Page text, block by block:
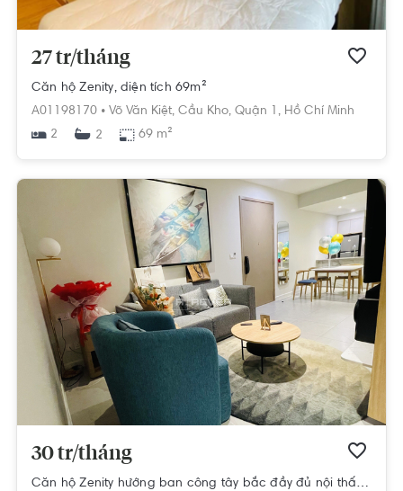
27 tr/tháng
Căn hộ Zenity, diện tích 69m²
A01198170 • Võ Văn Kiệt, Cầu Kho, Quận 1, Hồ Chí Minh
2
2 69 m²
30 tr/tháng
Căn hộ Zenity hướng ban công tây bắc đầy đủ nội thất diện tích 77m².